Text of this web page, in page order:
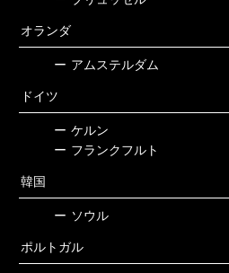
オランダ
ー アムステルダム
ドイツ
ー ケルン
ー フランクフルト
韓国
ー ソウル
ポルトガル